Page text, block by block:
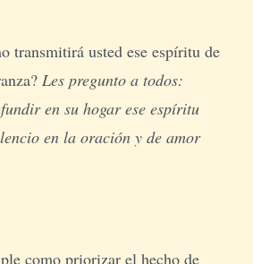
transmitirá usted ese espíritu de
Les pregunto a todos:
en su hogar ese espíritu
en la oración y de amor
como priorizar el hecho de